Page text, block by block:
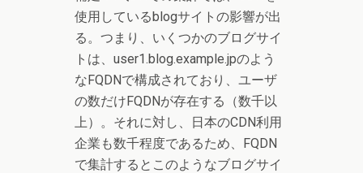
使用しているblogサイトの影響が出
る。つまり、いくつかのブログサイ
トは、user1.blog.example.jpのよう
なFQDNで構成されており、ユーザ
の数だけFQDNが存在する（数千以
上）。それに対し、日本のCDN利用
企業も数千程度であるため、FQDN
で集計するとこのようなブログサイ